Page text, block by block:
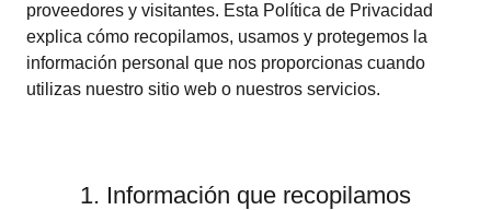
proveedores y visitantes. Esta Política de Privacidad
explica cómo recopilamos, usamos y protegemos la
información personal que nos proporcionas cuando
utilizas nuestro sitio web o nuestros servicios.
1. Información que recopilamos